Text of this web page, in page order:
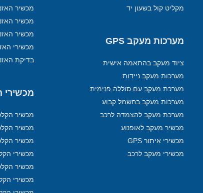
מקליט קול בשעון יד
מערכות מעקב GPS
ציוד מעקב בהתאמה אישית
מערכות מעקב ניידות
מערכת מעקב עם סוללה פנימית
מערכות מעקב בחשמל קבוע
מערכת מעקב להצמדה לרכב
מכשיר מעקב לאופנוע
מכשירי איתור GPS
מכשירי מעקב לרכב
מכשיר
מכשיר
מכשיר
מכשירי
בדיקת
מכשירי
מכשיר
מכשיר
מכשיר
מכשירי
מכשיר
מכשירי